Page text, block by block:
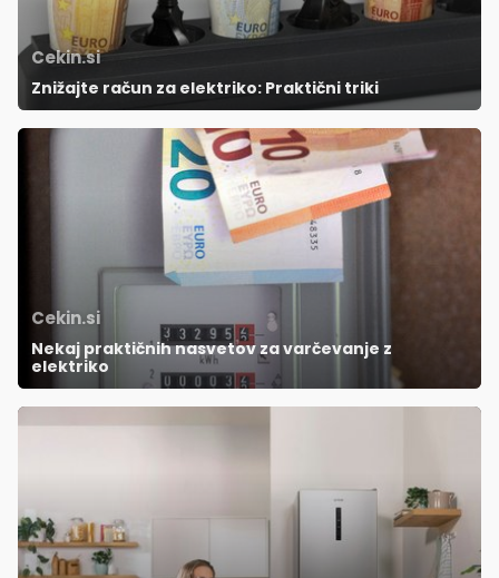
Cekin.si
Znižajte račun za elektriko: Praktični triki
Cekin.si
Nekaj praktičnih nasvetov za varčevanje z
elektriko